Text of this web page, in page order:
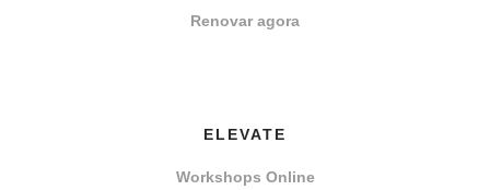
Renovar agora
ELEVATE
Workshops Online